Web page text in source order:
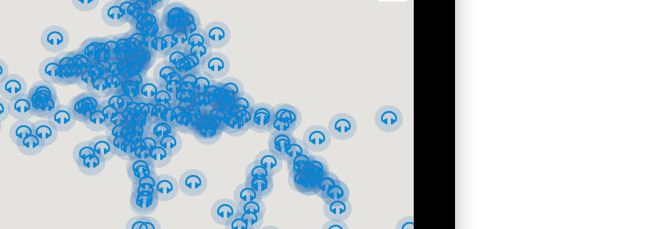
уникнути можливих чиновницьких перепон і робило процес будівництва незворотнім. Щоб встигнути
нагоди 50-річчя скасування кріпосного права – з будівництвом дуже поспішали. За рік роботи закінчили тільки
були присутні перші особи держави на чолі з прем'єр-міністром Петром Столипіним. Як відомо, це був
дня його смертельно поранили воперному театрі
Миколаю ІІ, який на той час прибув до Києва. Купець підніс йому срібну модель Педагогічного музею,
відомого київського ювеліра Йосифа Маршака. З невідомих причин модель не забрали у Петербург, а залишили в
історичного музею України.